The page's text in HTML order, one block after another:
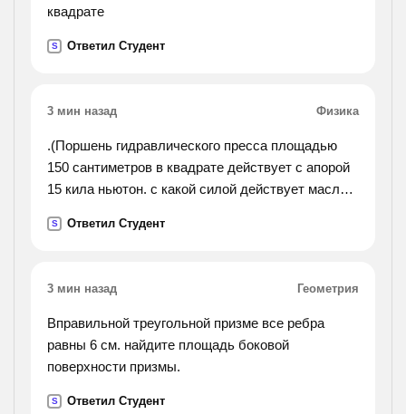
квадрате
S Ответил Студент
3 мин назад Физика
.(Поршень гидравлического пресса площадью
150 сантиметров в квадрате действует с апорой
15 кила ньютон. с какой силой действует масло в
сантиметра в квадрате?).
S Ответил Студент
3 мин назад Геометрия
Вправильной треугольной призме все ребра
равны 6 см. найдите площадь боковой
поверхности призмы.
S Ответил Студент